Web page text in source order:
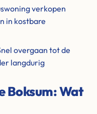
verkopen
in kostbare
overgaan tot de
langdurig
Boksum: Wat